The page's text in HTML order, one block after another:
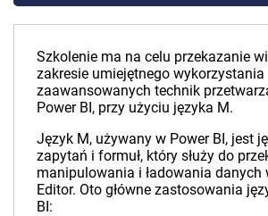
Szkolenie ma na celu przekazanie
zakresie umiejętnego wykorzystania
zaawansowanych technik
Power BI, przy użyciu języka M.
Język M, używany w Power BI, jest
zapytań i formuł, który służy do
manipulowania i ładowania danych
Editor. Oto główne zastosowania
BI: